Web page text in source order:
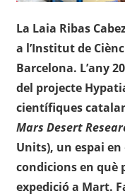
La Laia Ribas
a l’Institut de
Barcelona. L’any
del projecte
científiques
Mars Desert
Units), un espai en
condicions en
expedició a Mart.